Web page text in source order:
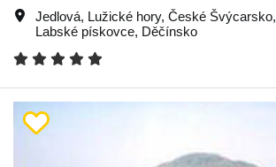
Jedlová, Lužické hory, České Švýcarsko,
Labské pískovce, Děčínsko